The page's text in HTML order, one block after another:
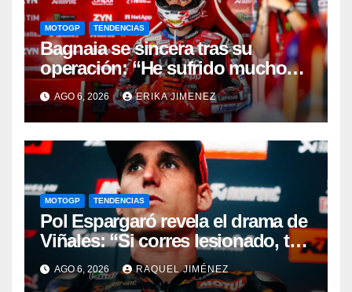
MOTOGP TENDENCIAS
Bagnaia se sincera tras su
operación: “He sufrido mucho
durante el último año y medio”
AGO 6, 2026 ERIKA JIMENEZ
MOTOGP TENDENCIAS
Pol Espargaró revela el drama de
Viñales: “Si corres lesionado, te
juzgan; si no corres,
desapareces”
AGO 6, 2026 RAQUEL JIMÉNEZ